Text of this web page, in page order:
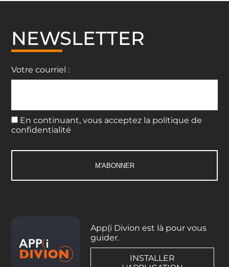
NEWSLETTER
Votre courriel :
En continuant, vous acceptez la politique de
confidentialité
App(i Divion est là pour vous
guider.
INSTALLER